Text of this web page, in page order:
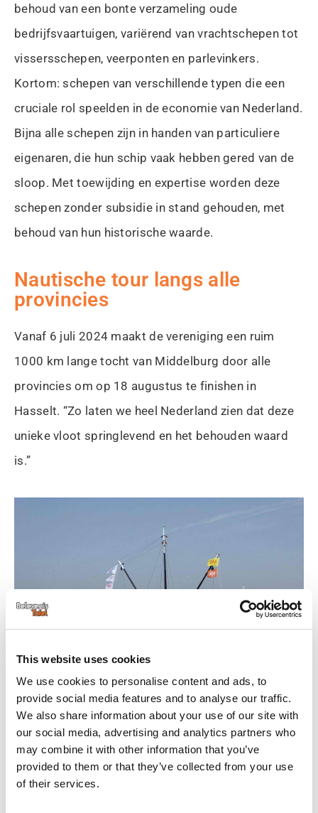
This website uses cookies
We use cookies to personalise content and ads, to
provide social media features and to analyse our traffic.
We also share information about your use of our site with
our social media, advertising and analytics partners who
may combine it with other information that you’ve
provided to them or that they’ve collected from your use
of their services.
behoud van een bonte verzameling oude
bedrijfsvaartuigen, variërend van vrachtschepen tot
vissersschepen, veerponten en parlevinkers.
Kortom: schepen van verschillende typen die een
cruciale rol speelden in de economie van Nederland.
Bijna alle schepen zijn in handen van particuliere
eigenaren, die hun schip vaak hebben gered van de
sloop. Met toewijding en expertise worden deze
schepen zonder subsidie in stand gehouden, met
behoud van hun historische waarde.
Nautische tour langs alle
provincies
Vanaf 6 juli 2024 maakt de vereniging een ruim
1000 km lange tocht van Middelburg door alle
provincies om op 18 augustus te finishen in
Hasselt. “Zo laten we heel Nederland zien dat deze
unieke vloot springlevend en het behouden waard
is.”